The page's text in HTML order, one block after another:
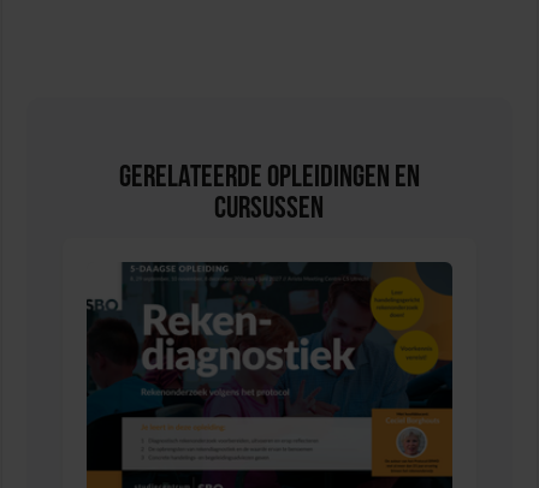
Gerelateerde Opleidingen en
Cursussen